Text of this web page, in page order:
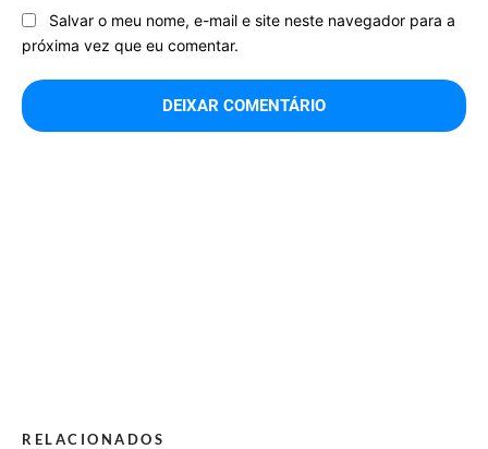
Salvar o meu nome, e-mail e site neste navegador para a
próxima vez que eu comentar.
RELACIONADOS